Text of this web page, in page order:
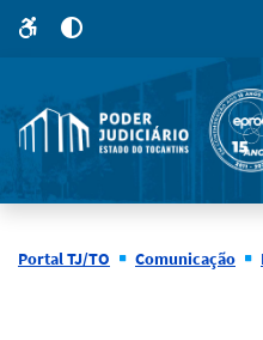
site
5
modo
de
alto
Portal TJ/TO Comunicação